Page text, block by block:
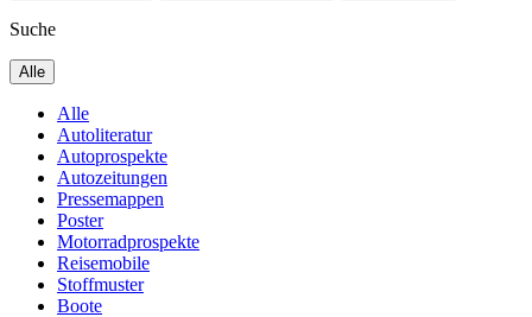
Suche
Alle
Alle
Autoliteratur
Autoprospekte
Autozeitungen
Pressemappen
Poster
Motorradprospekte
Reisemobile
Stoffmuster
Boote